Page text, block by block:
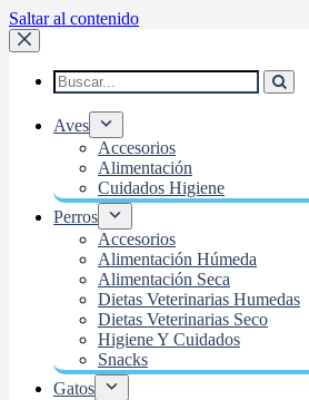
Saltar al contenido
Aves
Accesorios
Alimentación
Cuidados Higiene
Perros
Accesorios
Alimentación Húmeda
Alimentación Seca
Dietas Veterinarias Humedas
Dietas Veterinarias Seco
Higiene Y Cuidados
Snacks
Gatos